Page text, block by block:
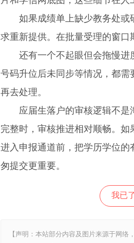
如果成绩单上缺少教务处或
求重新提供。在批量受理的窗口
还有一个不起眼但会拖慢进
号码升位后未同步等情况，都
再去处理。
应届生落户的审核逻辑不是
完整时，审核推进相对顺畅。
进入申报通道前，把学历学位
匆提交更重要。
我已
【声明：本站部分内容及图片来源于网